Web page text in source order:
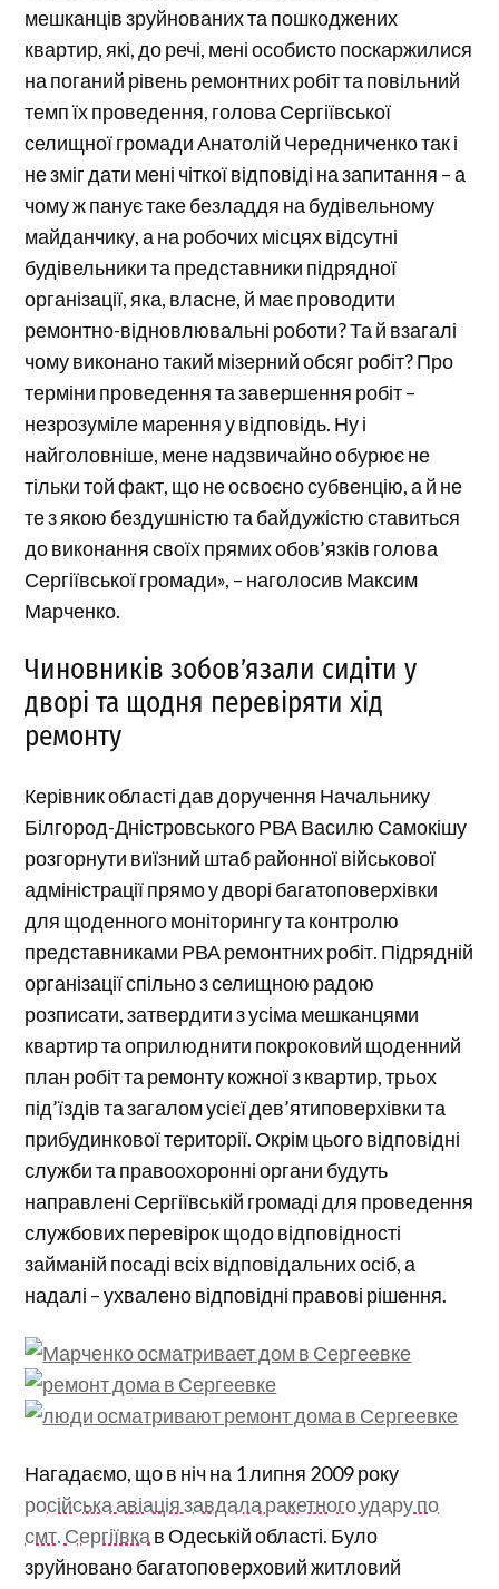
мешканців зруйнованих та пошкоджених
квартир, які, до речі, мені особисто поскаржилися
на поганий рівень ремонтних робіт та повільний
темп їх проведення, голова Сергіївської
селищної громади Анатолій Чередниченко так і
не зміг дати мені чіткої відповіді на запитання – а
чому ж панує таке безладдя на будівельному
майданчику, а на робочих місцях відсутні
будівельники та представники підрядної
організації, яка, власне, й має проводити
ремонтно-відновлювальні роботи? Та й взагалі
чому виконано такий мізерний обсяг робіт? Про
терміни проведення та завершення робіт –
незрозуміле марення у відповідь. Ну і
найголовніше, мене надзвичайно обурює не
тільки той факт, що не освоєно субвенцію, а й не
те з якою бездушністю та байдужістю ставиться
до виконання своїх прямих обов’язків голова
Сергіївської громади», – наголосив Максим
Марченко.
Чиновників зобов’язали сидіти у
дворі та щодня перевіряти хід
ремонту
Керівник області дав доручення Начальнику
Білгород-Дністровського РВА Василю Самокішу
розгорнути виїзний штаб районної військової
адміністрації прямо у дворі багатоповерхівки
для щоденного моніторингу та контролю
представниками РВА ремонтних робіт. Підрядній
організації спільно з селищною радою
розписати, затвердити з усіма мешканцями
квартир та оприлюднити покроковий щоденний
план робіт та ремонту кожної з квартир, трьох
під’їздів та загалом усієї дев’ятиповерхівки та
прибудинкової території. Окрім цього відповідні
служби та правоохоронні органи будуть
направлені Сергіївській громаді для проведення
службових перевірок щодо відповідності
займаній посаді всіх відповідальних осіб, а
надалі – ухвалено відповідні правові рішення.
Нагадаємо, що в ніч на 1 липня 2009 року
російська авіація завдала ракетного удару по
смт. Сергіївка в Одеській області. Було
зруйновано багатоповерховий житловий